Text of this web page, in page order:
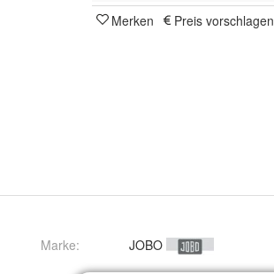
Merken Preis vorschlagen
Marke: JOBO